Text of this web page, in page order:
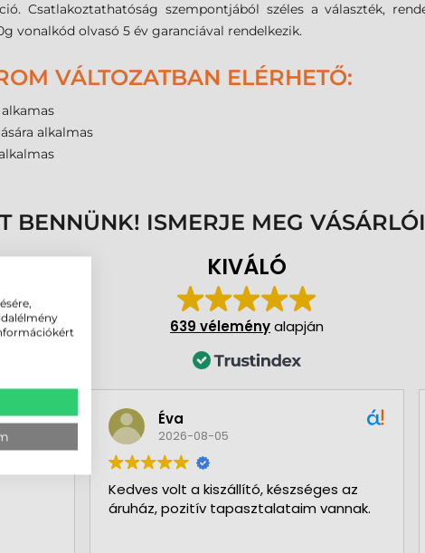
Csatlakoztathatóság szempontjából széles a választék,
vonalkód olvasó 5 év garanciával rendelkezik.
VÁLTOZATBAN ELÉRHETŐ:
alkalmas
BENNÜNK! ISMERJE MEG
KIVÁLÓ
639 véleményalapján
Éva
2026-08-05
Kedves volt a kiszállító, készséges az
áruház, pozitív tapasztalataim vannak.